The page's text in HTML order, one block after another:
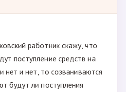
работник скажу, что
поступление средств на
нет и нет, то созваниваются
будут ли поступления